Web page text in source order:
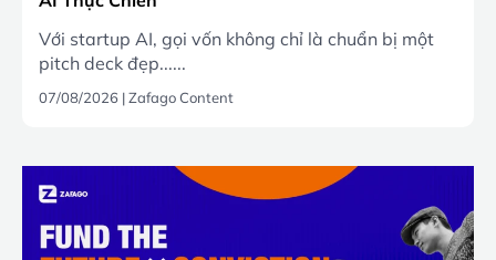
Với startup AI, gọi vốn không chỉ là chuẩn bị một
pitch deck đẹp......
07/08/2026 |Zafago Content